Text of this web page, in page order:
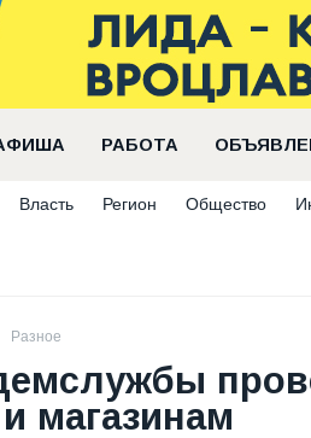
РАБОТА
Власть Регион Общество
Разное
магазинам